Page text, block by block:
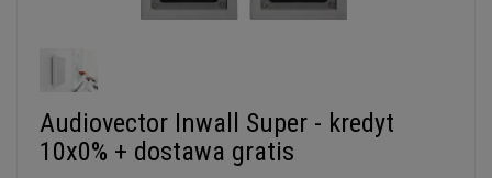
Audiovector Inwall Super - kredyt
10x0% + dostawa gratis